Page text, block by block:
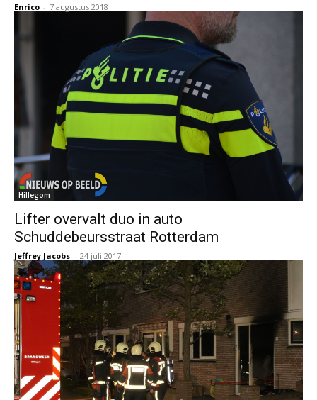
Enrico - 7 augustus 2018
Hillegom
Lifter overvalt duo in auto
Schuddebeursstraat Rotterdam
Jeffrey Jacobs - 24 juli 2017